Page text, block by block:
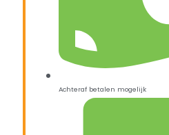
Achteraf betalen mogelijk